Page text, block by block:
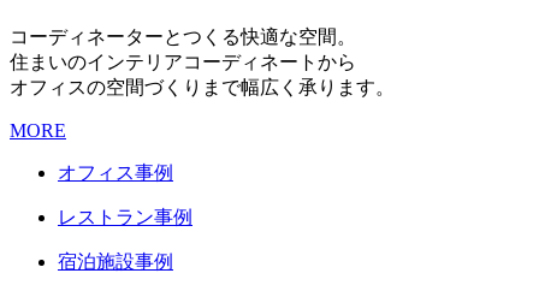
コーディネーターとつくる快適な空間。
住まいのインテリアコーディネートから
オフィスの空間づくりまで幅広く承ります。
MORE
オフィス事例
レストラン事例
宿泊施設事例